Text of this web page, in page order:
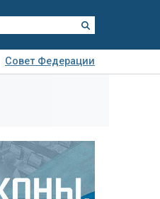
Совет Федерации